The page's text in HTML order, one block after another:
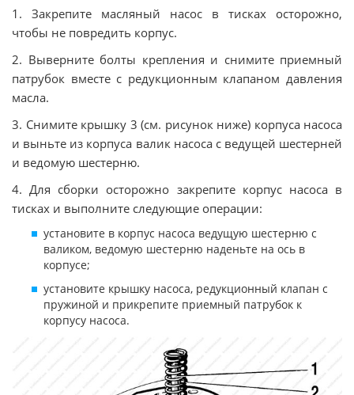
1. Закрепите масляный насос в тисках осторожно,
чтобы не повредить корпус.
2. Выверните болты крепления и снимите приемный
патрубок вместе с редукционным клапаном давления
масла.
3. Снимите крышку 3 (см. рисунок ниже) корпуса насоса
и выньте из корпуса валик насоса с ведущей шестерней
и ведомую шестерню.
4. Для сборки осторожно закрепите корпус насоса в
тисках и выполните следующие операции:
установите в корпус насоса ведущую шестерню с
валиком, ведомую шестерню наденьте на ось в
корпусе;
установите крышку насоса, редукционный клапан с
пружиной и прикрепите приемный патрубок к
корпусу насоса.